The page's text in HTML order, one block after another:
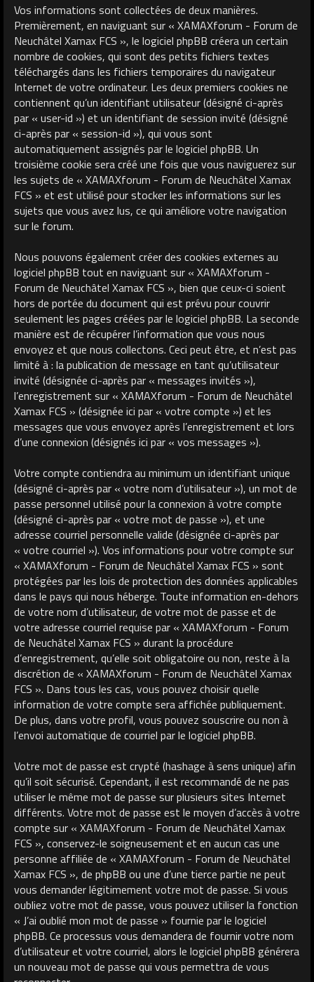
Vos informations sont collectées de deux manières.
Premièrement, en naviguant sur « XAMAXforum - Forum de
Neuchâtel Xamax FCS », le logiciel phpBB créera un certain
nombre de cookies, qui sont des petits fichiers textes
téléchargés dans les fichiers temporaires du navigateur
Internet de votre ordinateur. Les deux premiers cookies ne
contiennent qu’un identifiant utilisateur (désigné ci-après
par « user-id ») et un identifiant de session invité (désigné
ci-après par « session-id »), qui vous sont
automatiquement assignés par le logiciel phpBB. Un
troisième cookie sera créé une fois que vous naviguerez sur
les sujets de « XAMAXforum - Forum de Neuchâtel Xamax
FCS » et est utilisé pour stocker les informations sur les
sujets que vous avez lus, ce qui améliore votre navigation
sur le forum.
Nous pouvons également créer des cookies externes au
logiciel phpBB tout en naviguant sur « XAMAXforum -
Forum de Neuchâtel Xamax FCS », bien que ceux-ci soient
hors de portée du document qui est prévu pour couvrir
seulement les pages créées par le logiciel phpBB. La seconde
manière est de récupérer l’information que vous nous
envoyez et que nous collectons. Ceci peut être, et n’est pas
limité à : la publication de message en tant qu’utilisateur
invité (désignée ci-après par « messages invités »),
l’enregistrement sur « XAMAXforum - Forum de Neuchâtel
Xamax FCS » (désignée ici par « votre compte ») et les
messages que vous envoyez après l’enregistrement et lors
d’une connexion (désignés ici par « vos messages »).
Votre compte contiendra au minimum un identifiant unique
(désigné ci-après par « votre nom d’utilisateur »), un mot de
passe personnel utilisé pour la connexion à votre compte
(désigné ci-après par « votre mot de passe »), et une
adresse courriel personnelle valide (désignée ci-après par
« votre courriel »). Vos informations pour votre compte sur
« XAMAXforum - Forum de Neuchâtel Xamax FCS » sont
protégées par les lois de protection des données applicables
dans le pays qui nous héberge. Toute information en-dehors
de votre nom d’utilisateur, de votre mot de passe et de
votre adresse courriel requise par « XAMAXforum - Forum
de Neuchâtel Xamax FCS » durant la procédure
d’enregistrement, qu’elle soit obligatoire ou non, reste à la
discrétion de « XAMAXforum - Forum de Neuchâtel Xamax
FCS ». Dans tous les cas, vous pouvez choisir quelle
information de votre compte sera affichée publiquement.
De plus, dans votre profil, vous pouvez souscrire ou non à
l’envoi automatique de courriel par le logiciel phpBB.
Votre mot de passe est crypté (hashage à sens unique) afin
qu’il soit sécurisé. Cependant, il est recommandé de ne pas
utiliser le même mot de passe sur plusieurs sites Internet
différents. Votre mot de passe est le moyen d’accès à votre
compte sur « XAMAXforum - Forum de Neuchâtel Xamax
FCS », conservez-le soigneusement et en aucun cas une
personne affiliée de « XAMAXforum - Forum de Neuchâtel
Xamax FCS », de phpBB ou une d’une tierce partie ne peut
vous demander légitimement votre mot de passe. Si vous
oubliez votre mot de passe, vous pouvez utiliser la fonction
« J’ai oublié mon mot de passe » fournie par le logiciel
phpBB. Ce processus vous demandera de fournir votre nom
d’utilisateur et votre courriel, alors le logiciel phpBB générera
un nouveau mot de passe qui vous permettra de vous